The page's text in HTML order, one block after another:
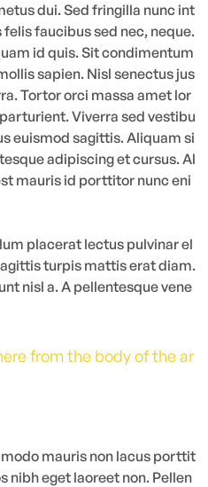
dui. Sed fringilla nunc int
faucibus sed nec, neque.
id quis. Sit condimentum
sapien. Nisl senectus jus
Tortor orci massa amet lor
Viverra sed vestibu
euismod sagittis. Aliquam si
adipiscing et cursus. Al
mauris id porttitor nunc eni
placerat lectus pulvinar el
turpis mattis erat diam.
nisl a. A pellentesque vene
from the body of the ar
mauris non lacus porttit
nibh eget laoreet non. Pellen